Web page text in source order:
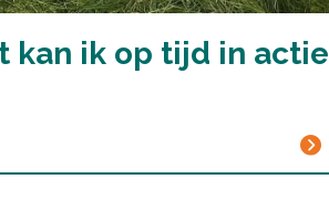
kan ik op tijd in actie